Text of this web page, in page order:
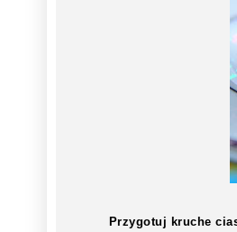
Przygotuj kruche